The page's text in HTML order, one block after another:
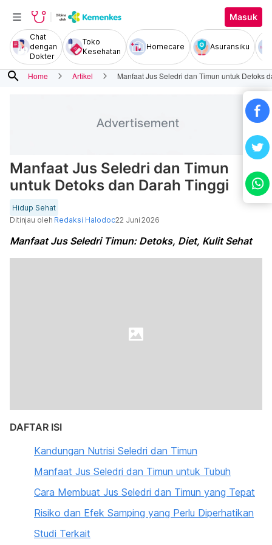
Masuk
Chat
dengan
Dokter
Toko
Kesehatan
Homecare Asuransiku
search Home Artikel Manfaat Jus Seledri dan Timun untuk Detoks
Manfaat Jus Seledri dan Timun
untuk Detoks dan Darah Tinggi
Hidup Sehat
Ditinjau oleh Redaksi Halodoc22 Juni 2026
Manfaat Jus Seledri Timun: Detoks, Diet, Kulit Sehat
DAFTAR ISI
Kandungan Nutrisi Seledri dan Timun
Manfaat Jus Seledri dan Timun untuk Tubuh
Cara Membuat Jus Seledri dan Timun yang Tepat
Risiko dan Efek Samping yang Perlu Diperhatikan
Studi Terkait